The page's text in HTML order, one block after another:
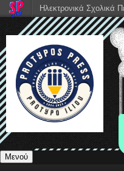
Μενού
Ηλεκτρονικά Σχολικά